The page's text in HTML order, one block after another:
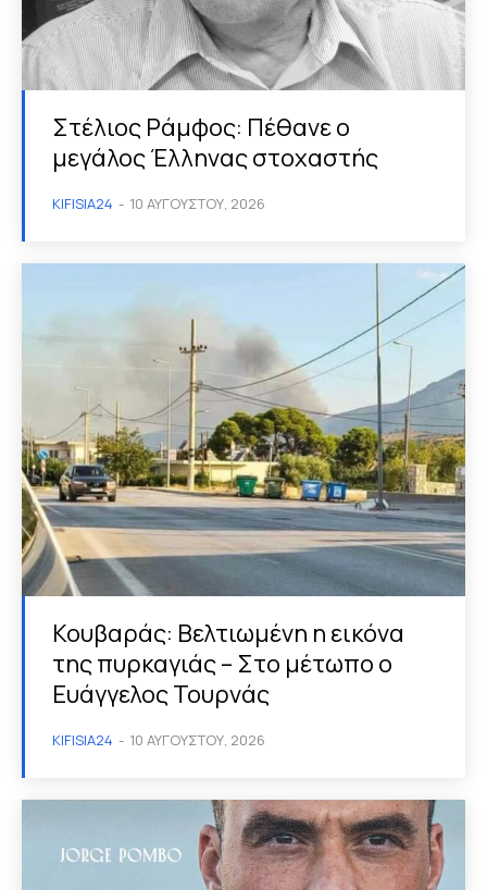
Στέλιος Ράμφος: Πέθανε ο
μεγάλος Έλληνας στοχαστής
KIFISIA24 - 10 ΑΥΓΟΎΣΤΟΥ, 2026
Κουβαράς: Βελτιωμένη η εικόνα
της πυρκαγιάς – Στο μέτωπο ο
Ευάγγελος Τουρνάς
KIFISIA24 - 10 ΑΥΓΟΎΣΤΟΥ, 2026